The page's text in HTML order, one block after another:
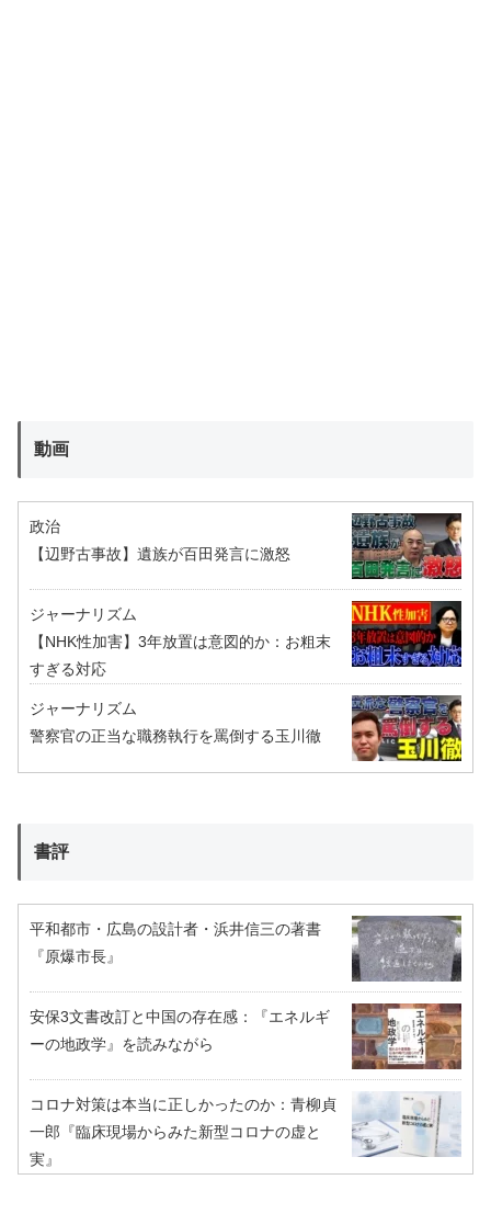
動画
政治
【辺野古事故】遺族が百田発言に激怒
ジャーナリズム
【NHK性加害】3年放置は意図的か：お粗末
すぎる対応
ジャーナリズム
警察官の正当な職務執行を罵倒する玉川徹
書評
平和都市・広島の設計者・浜井信三の著書
『原爆市長』
安保3文書改訂と中国の存在感：『エネルギ
ーの地政学』を読みながら
コロナ対策は本当に正しかったのか：青柳貞
一郎『臨床現場からみた新型コロナの虚と
実』